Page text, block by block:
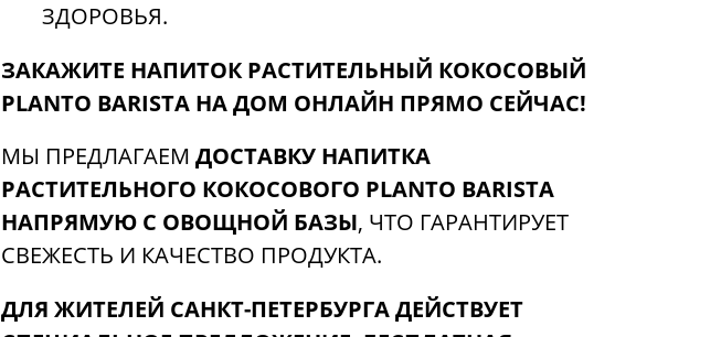
ЗДОРОВЬЯ.
ЗАКАЖИТЕ НАПИТОК РАСТИТЕЛЬНЫЙ КОКОСОВЫЙ
PLANTO BARISTA НА ДОМ ОНЛАЙН ПРЯМО СЕЙЧАС!
МЫ ПРЕДЛАГАЕМ ДОСТАВКУ НАПИТКА
РАСТИТЕЛЬНОГО КОКОСОВОГО PLANTO BARISTA
НАПРЯМУЮ С ОВОЩНОЙ БАЗЫ, ЧТО ГАРАНТИРУЕТ
СВЕЖЕСТЬ И КАЧЕСТВО ПРОДУКТА.
ДЛЯ ЖИТЕЛЕЙ САНКТ-ПЕТЕРБУРГА ДЕЙСТВУЕТ